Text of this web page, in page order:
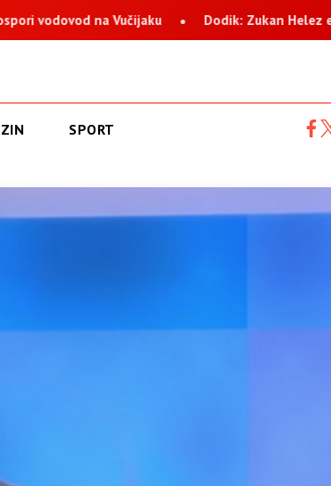
Dodik: Zukan Helez ekstremista koji svaku
SPORT